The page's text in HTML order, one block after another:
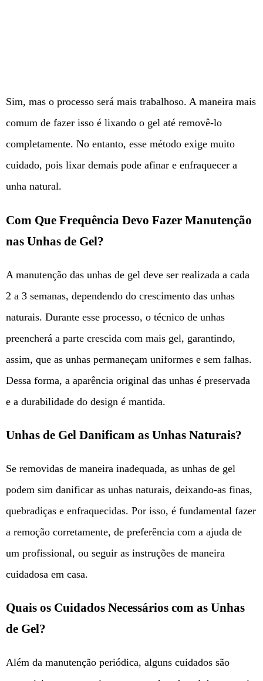
Sim, mas o processo será mais trabalhoso. A maneira mais
comum de fazer isso é lixando o gel até removê-lo
completamente. No entanto, esse método exige muito
cuidado, pois lixar demais pode afinar e enfraquecer a
unha natural.
Com Que Frequência Devo Fazer Manutenção
nas Unhas de Gel?
A manutenção das unhas de gel deve ser realizada a cada
2 a 3 semanas, dependendo do crescimento das unhas
naturais. Durante esse processo, o técnico de unhas
preencherá a parte crescida com mais gel, garantindo,
assim, que as unhas permaneçam uniformes e sem falhas.
Dessa forma, a aparência original das unhas é preservada
e a durabilidade do design é mantida.
Unhas de Gel Danificam as Unhas Naturais?
Se removidas de maneira inadequada, as unhas de gel
podem sim danificar as unhas naturais, deixando-as finas,
quebradiças e enfraquecidas. Por isso, é fundamental fazer
a remoção corretamente, de preferência com a ajuda de
um profissional, ou seguir as instruções de maneira
cuidadosa em casa.
Quais os Cuidados Necessários com as Unhas
de Gel?
Além da manutenção periódica, alguns cuidados são